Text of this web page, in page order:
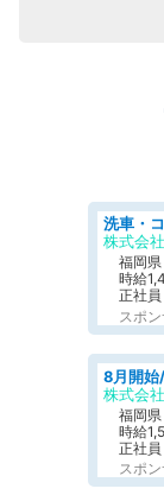
洗車・
株式会
福岡
時給
正社
スポ
株式会
福岡
時給
正社員
スポ